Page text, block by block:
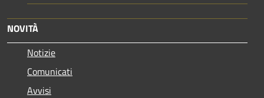
NOVITÀ
Notizie
Comunicati
Avvisi